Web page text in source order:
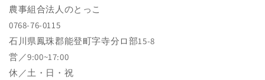
農事組合法人のとっこ
0768-76-0115
石川県鳳珠郡能登町字寺分ロ部15-8
営／9:00~17:00
休／土・日・祝